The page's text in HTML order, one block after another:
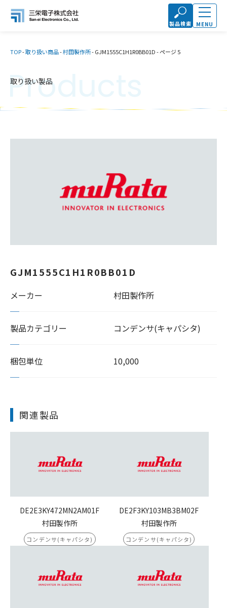
製品検索 MENU
TOP-取り扱い商品-村田製作所-GJM1555C1H1R0BB01D-ページ 5
取り扱い製品
Products
GJM1555C1H1R0BB01D
メーカー 村田製作所
製品カテゴリー コンデンサ(キャパシタ)
梱包単位 10,000
関連製品
DE2E3KY472MN2AM01F
村田製作所
コンデンサ(キャパシタ)
DE2F3KY103MB3BM02F
村田製作所
コンデンサ(キャパシタ)